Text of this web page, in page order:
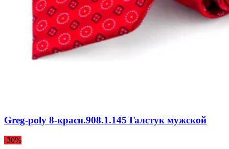
Greg-poly 8-красн.908.1.145 Галстук мужской
-30%